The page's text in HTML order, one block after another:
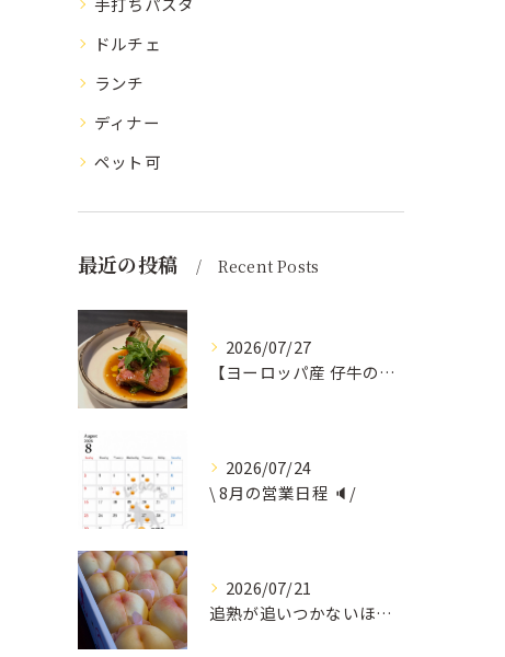
ドルチェ
ランチ
ディナー
ペット可
最近の投稿 Recent Posts
2026/07/27
【ヨーロッパ産 仔牛のタンとフォンドヴォー】
2026/07/24
\ 8月の営業日程 🔈/
2026/07/21
追熟が追いつかないほど気にかけていただいている